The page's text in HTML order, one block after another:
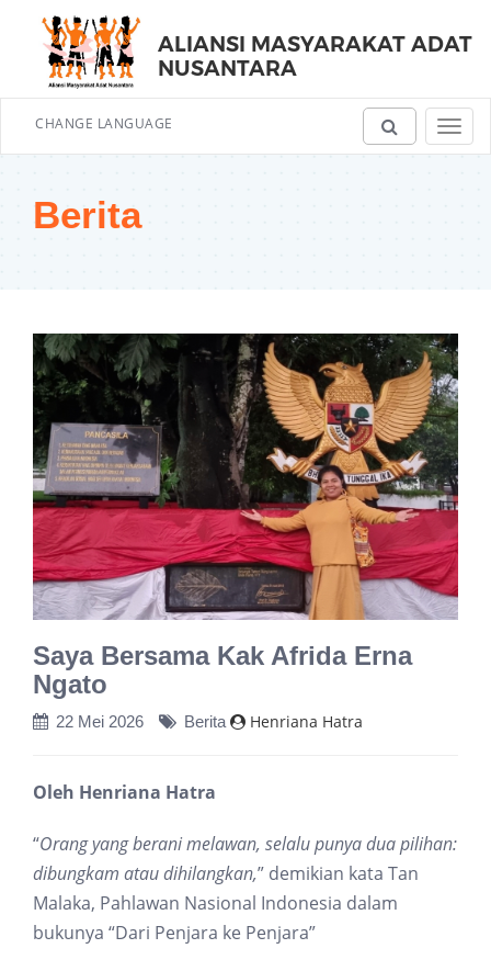
ALIANSI MASYARAKAT ADAT
NUSANTARA
CHANGE LANGUAGE
Berita
Saya Bersama Kak Afrida Erna
Ngato
22 Mei 2026 Berita Henriana Hatra
Oleh Henriana Hatra
“Orang yang berani melawan, selalu punya dua pilihan:
dibungkam atau dihilangkan,” demikian kata Tan
Malaka, Pahlawan Nasional Indonesia dalam
bukunya “Dari Penjara ke Penjara”